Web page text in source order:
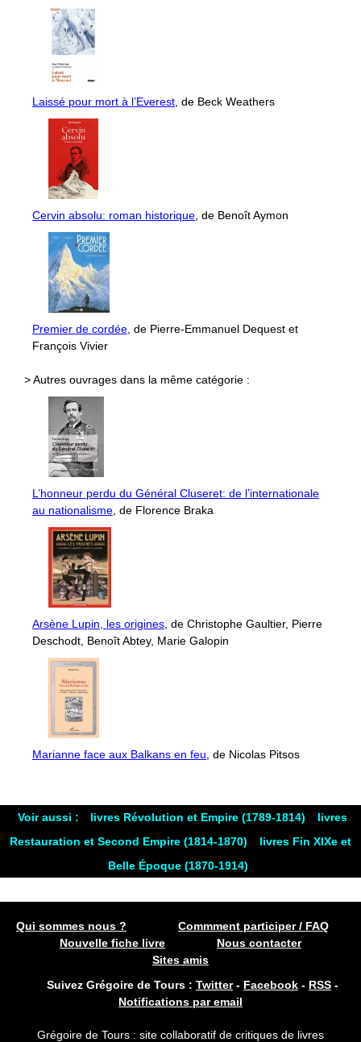
Laissé pour mort à l’Everest, de Beck Weathers
Cervin absolu: roman historique, de Benoît Aymon
Premier de cordée, de Pierre-Emmanuel Dequest et
François Vivier
> Autres ouvrages dans la même catégorie :
L’honneur perdu du Général Cluseret: de l’internationale
au nationalisme, de Florence Braka
Arsène Lupin, les origines, de Christophe Gaultier, Pierre
Deschodt, Benoît Abtey, Marie Galopin
Marianne face aux Balkans en feu, de Nicolas Pitsos
Voir aussi : livres Révolution et Empire (1789-1814)
livres
Restauration et Second Empire (1814-1870)
livres Fin XIXe et
Belle Époque (1870-1914)
Qui sommes nous ?
Commment participer / FAQ
Nouvelle fiche livre
Nous contacter
Sites amis
Suivez Grégoire de Tours : Twitter- Facebook - RSS -
Notifications par email
Grégoire de Tours : site collaboratif de critiques de livres